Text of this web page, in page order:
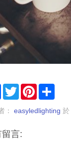
F
e
o
T
w
t
r
P
t
r
： easyledlighting 於
言: